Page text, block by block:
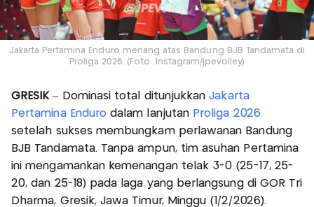
Jakarta Pertamina Enduro menang atas Bandung BJB Tandamata di
Proliga 2026. (Foto: Instagram/jpevolley)
GRESIK– Dominasi total ditunjukkanJakarta
Pertamina Endurodalam lanjutan Proliga 2026
setelah sukses membungkam perlawanan Bandung
BJB Tandamata. Tanpa ampun, tim asuhan Pertamina
ini mengamankan kemenangan telak 3-0 (25-17, 25-
20, dan 25-18) pada laga yang berlangsung di GOR Tri
Dharma, Gresik, Jawa Timur, Minggu (1/2/2026).